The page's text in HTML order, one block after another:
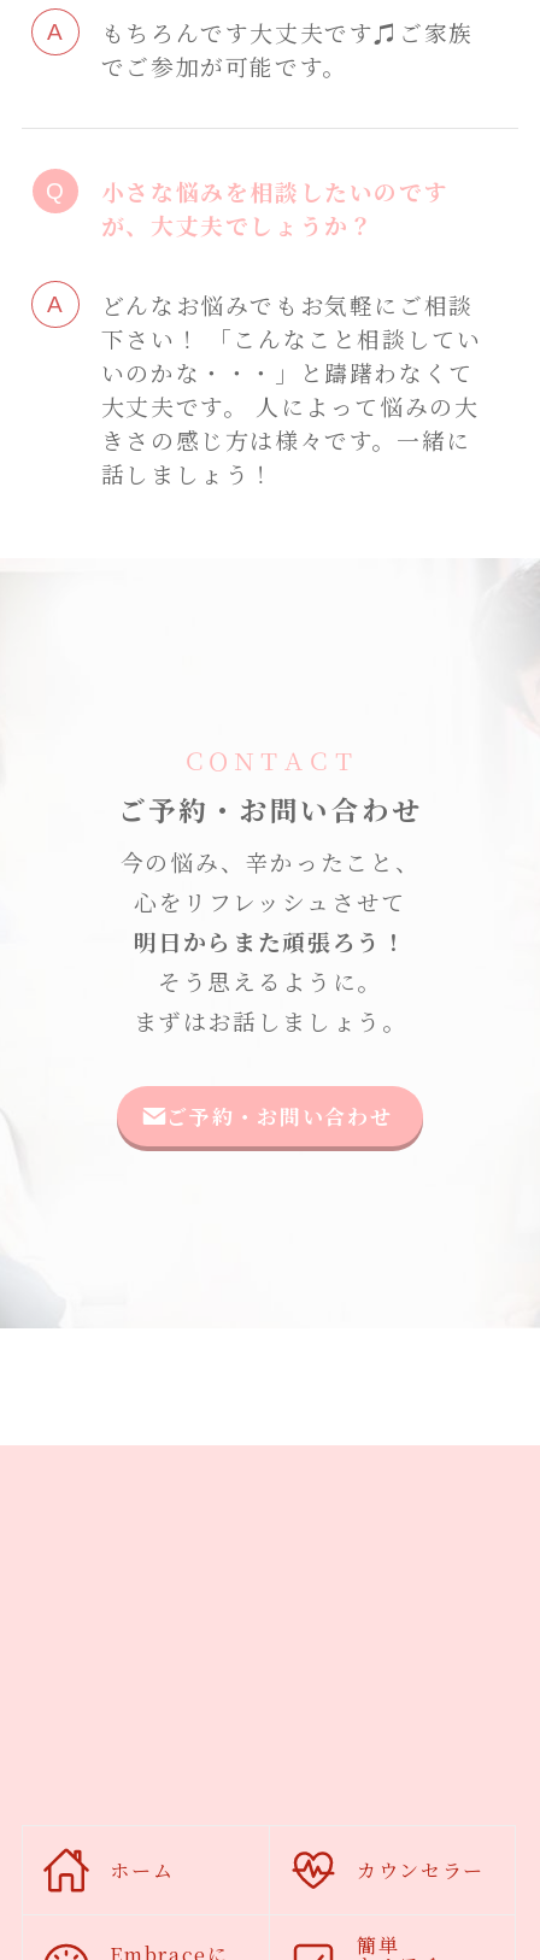
もちろんです大丈夫です♫ご家族
でご参加が可能です。
小さな悩みを相談したいのです
が、大丈夫でしょうか？
どんなお悩みでもお気軽にご相談
下さい！ 「こんなこと相談してい
いのかな・・・」と躊躇わなくて
大丈夫です。 人によって悩みの大
きさの感じ方は様々です。一緒に
話しましょう！
ＣＯＮＴＡＣＴ
ご予約・お問い合わせ
今の悩み、辛かったこと、
心をリフレッシュさせて
明日からまた頑張ろう！
そう思えるように。
まずはお話しましょう。
ご予約・お問い合わせ
ホーム カウンセラー
Embraceに 簡単